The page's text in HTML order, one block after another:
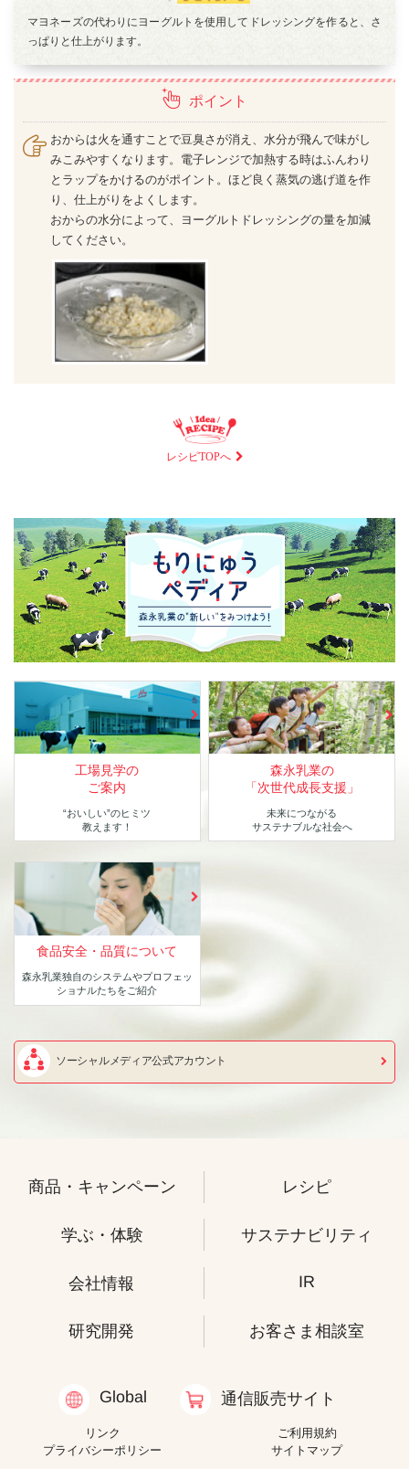
マヨネーズの代わりにヨーグルトを使用してドレッシングを作ると、さ
っぱりと仕上がります。
ポイント
おからは火を通すことで豆臭さが消え、水分が飛んで味がし
みこみやすくなります。電子レンジで加熱する時はふんわり
とラップをかけるのがポイント。ほど良く蒸気の逃げ道を作
り、仕上がりをよくします。
おからの水分によって、ヨーグルトドレッシングの量を加減
してください。
レシピTOPへ
工場見学の
ご案内
“おいしい”のヒミツ
教えます！
森永乳業の
「次世代成長支援」
未来につながる
サステナブルな社会へ
食品安全・品質について
森永乳業独自のシステムやプロフェッ
ショナルたちをご紹介
ソーシャルメディア公式アカウント
商品・キャンペーン レシピ
学ぶ・体験 サステナビリティ
会社情報 IR
研究開発 お客さま相談室
Global 通信販売サイト
リンク
ご利用規約
プライバシーポリシー
サイトマップ